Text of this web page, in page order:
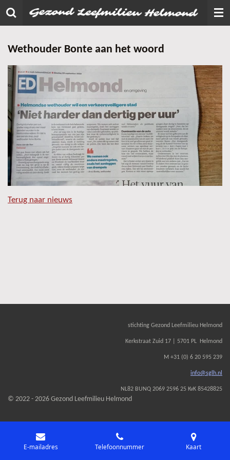
Ga
direct
de
Wethouder Bonte aan het woord
Terug naar nieuws
stichting Gezond Leefmilieu Helmond
Kerkstraat Zuid 17 | 5701 PL Helmond
M +31 (0) 6 20 595 239
info@sglh.nl
NL82 BUNQ 2069 2596 25 KvK 85428825
© 2022 - 2026 Gezond Leefmilieu Helmond
E-mailadres Telefoonnummer Kaart